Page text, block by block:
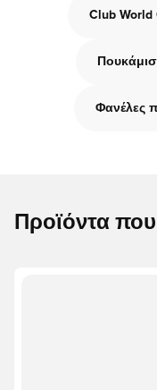
Club World
Φανέλες
Προϊόντα που